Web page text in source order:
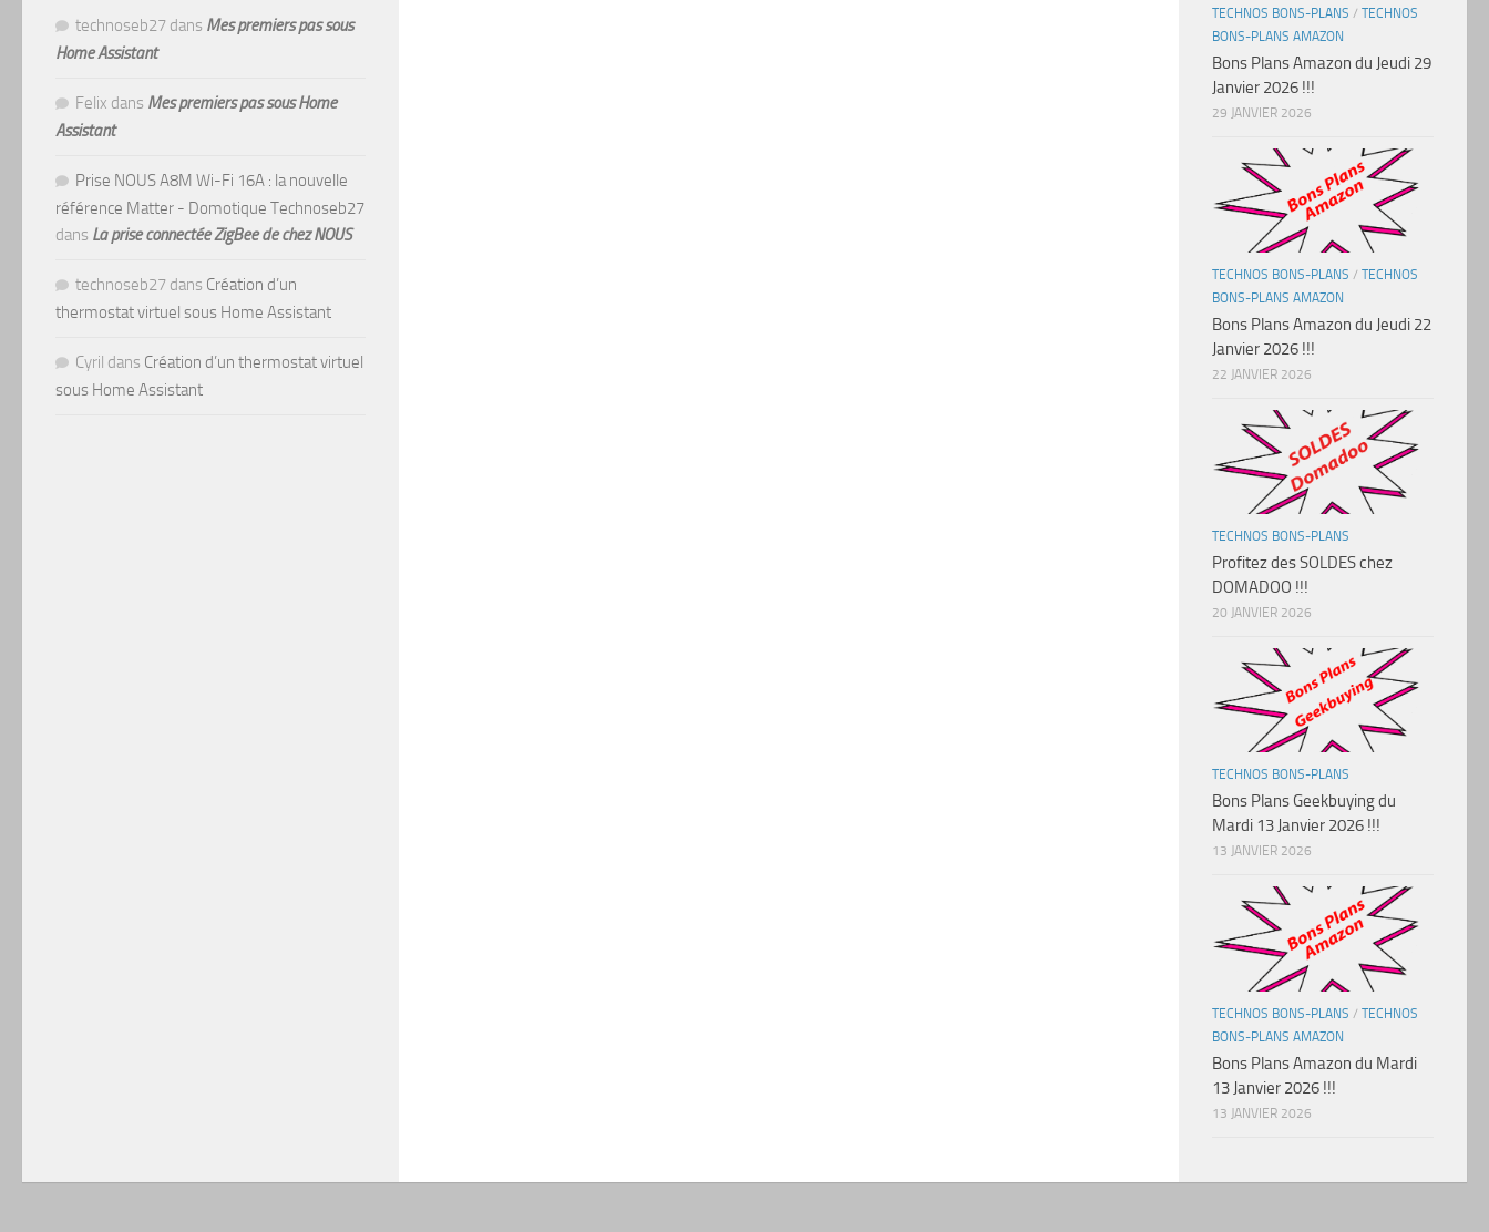
technoseb27 dans Mes premiers pas sous
Home Assistant
Felix dans Mes premiers pas sous Home
Assistant
Prise NOUS A8M Wi-Fi 16A : la nouvelle
référence Matter - Domotique Technoseb27
dans La prise connectée ZigBee de chez NOUS
technoseb27 dans Création d’un
thermostat virtuel sous Home Assistant
Cyril dans Création d’un thermostat virtuel
sous Home Assistant
TECHNOS BONS-PLANS / TECHNOS
BONS-PLANS AMAZON
Bons Plans Amazon du Jeudi 29
Janvier 2026 !!!
29 JANVIER 2026
TECHNOS BONS-PLANS / TECHNOS
BONS-PLANS AMAZON
Bons Plans Amazon du Jeudi 22
Janvier 2026 !!!
22 JANVIER 2026
TECHNOS BONS-PLANS
Profitez des SOLDES chez
DOMADOO !!!
20 JANVIER 2026
TECHNOS BONS-PLANS
Bons Plans Geekbuying du
Mardi 13 Janvier 2026 !!!
13 JANVIER 2026
TECHNOS BONS-PLANS / TECHNOS
BONS-PLANS AMAZON
Bons Plans Amazon du Mardi
13 Janvier 2026 !!!
13 JANVIER 2026